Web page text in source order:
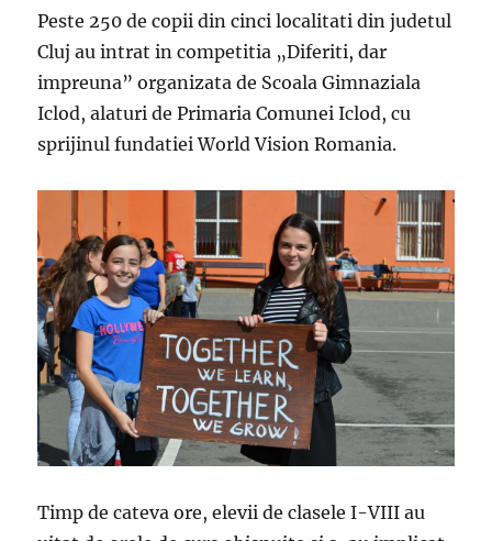
Peste 250 de copii din cinci localitati din judetul
Cluj au intrat in competitia „Diferiti, dar
impreuna” organizata de Scoala Gimnaziala
Iclod, alaturi de Primaria Comunei Iclod, cu
sprijinul fundatiei World Vision Romania.
Timp de cateva ore, elevii de clasele I-VIII au